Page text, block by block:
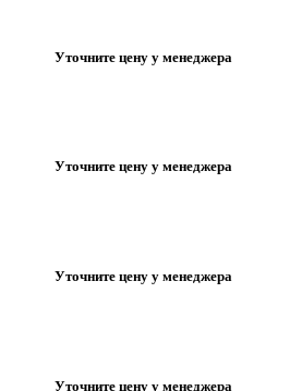
Уточните цену у менеджера
Уточните цену у менеджера
Уточните цену у менеджера
Уточните цену у менеджера